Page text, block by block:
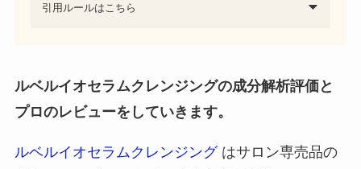
引用ルールはこちら
ルベルイオセラムクレンジングの成分解析評価と
プロのレビューをしていきます。
ルベルイオセラムクレンジングはサロン専売品の